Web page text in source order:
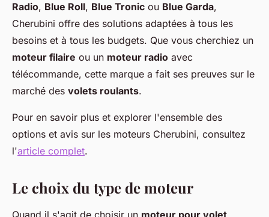
Radio, Blue Roll, Blue Tronic ou Blue Garda,
Cherubini offre des solutions adaptées à tous les
besoins et à tous les budgets. Que vous cherchiez un
moteur filaire ou un moteur radio avec
télécommande, cette marque a fait ses preuves sur le
marché des volets roulants.
Pour en savoir plus et explorer l'ensemble des
options et avis sur les moteurs Cherubini, consultez
l'article complet.
Le choix du type de moteur